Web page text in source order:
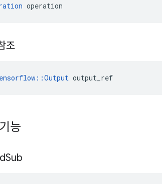
operation
조
output_ref
능
Sub